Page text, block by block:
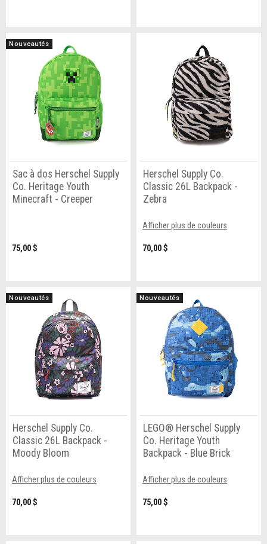
Nouveautés
Sac à dos Herschel Supply
Co. Heritage Youth
Minecraft - Creeper
75,00 $
Herschel Supply Co.
Classic 26L Backpack -
Zebra
Afficher plus de couleurs
70,00 $
Nouveautés
Herschel Supply Co.
Classic 26L Backpack -
Moody Bloom
Afficher plus de couleurs
70,00 $
Nouveautés
LEGO® Herschel Supply
Co. Heritage Youth
Backpack - Blue Brick
Afficher plus de couleurs
75,00 $